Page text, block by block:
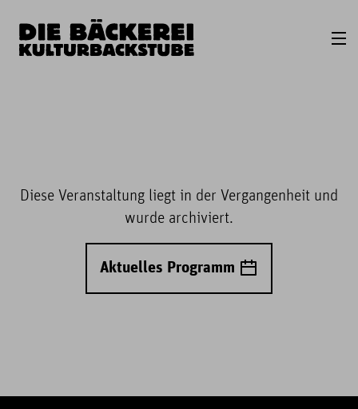
Diese Veranstaltung liegt in der Vergangenheit und
wurde archiviert.
Aktuelles Programm